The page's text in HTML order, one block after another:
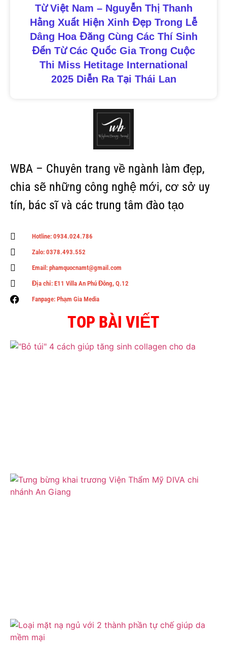
Từ Việt Nam – Nguyễn Thị Thanh
Hằng Xuất Hiện Xinh Đẹp Trong Lễ
Dâng Hoa Đăng Cùng Các Thí Sinh
Đến Từ Các Quốc Gia Trong Cuộc
Thi Miss Hetitage International
2025 Diễn Ra Tại Thái Lan
WBA – Chuyên trang về ngành làm đẹp,
chia sẽ những công nghệ mới, cơ sở uy
tín, bác sĩ và các trung tâm đào tạo
Hotline: 0934.024.786
Zalo: 0378.493.552
Email: phamquocnamt@gmail.com
Địa chỉ: E11 Villa An Phú Đông, Q.12
Fanpage: Phạm Gia Media
TOP BÀI VIẾT